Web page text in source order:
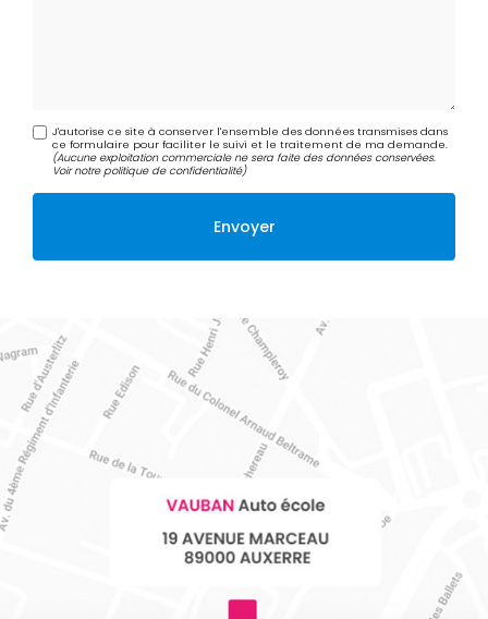
J'autorise ce site à conserver l'ensemble des données transmises dans
ce formulaire pour faciliter le suivi et le traitement de ma demande.
(Aucune exploitation commerciale ne sera faite des données conservées.
Voir notre politique de confidentialité)